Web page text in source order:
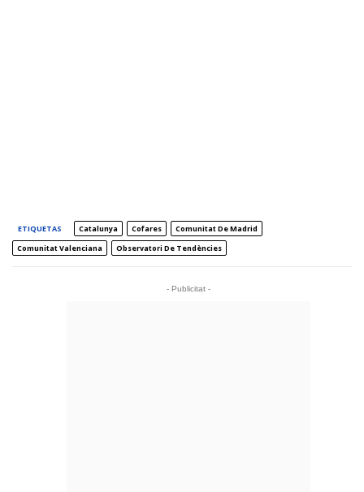
ETIQUETAS Catalunya Cofares
Comunitat De Madrid
Comunitat Valenciana
Observatori De Tendències
- Publicitat -